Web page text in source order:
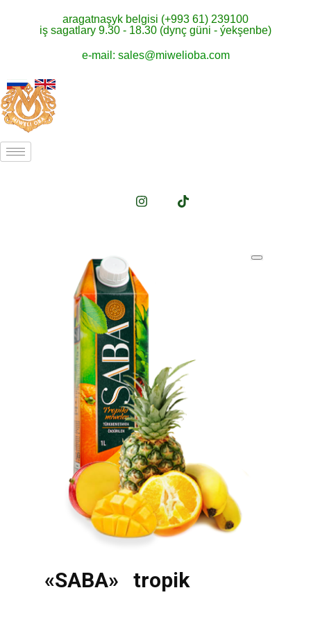
aragatnaşyk belgisi (+993 61) 239100
iş sagatlary 9.30 - 18.30 (dynç güni - ýekşenbe)
e-mail: sales@miwelioba.com
«SABA» tropik